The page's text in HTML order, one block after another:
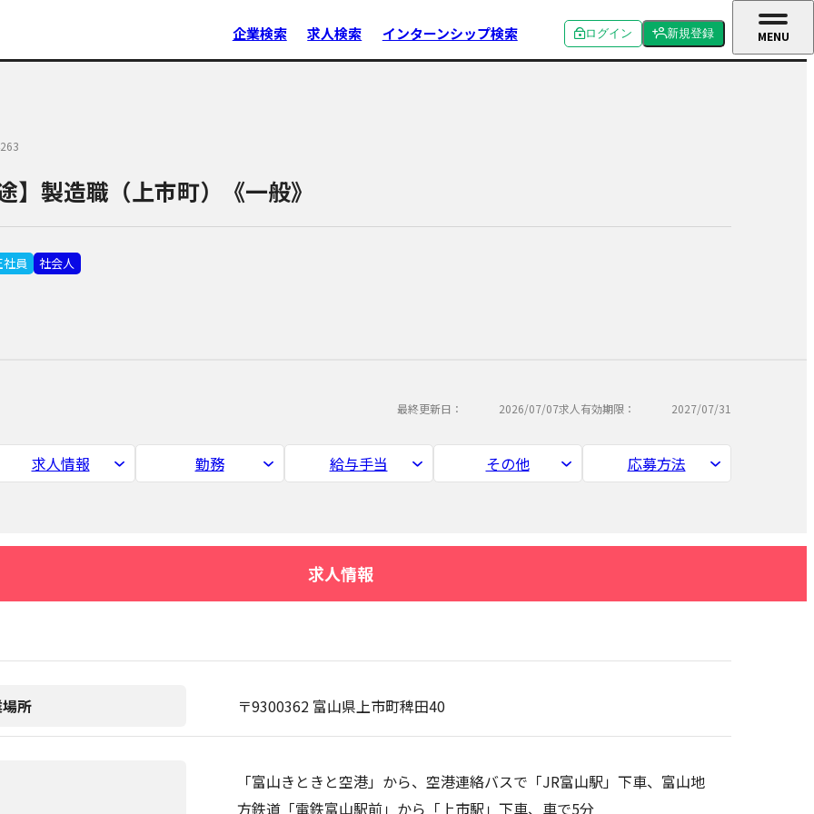
企業検索 求人検索 インターンシップ検索 ログイン 新規登録
】製造職（上市町）《一般》
社員 社会人
最終更新日： 2026/07/07求人有効期限： 2027/07/31
求人情報 勤務 給与手当 その他 応募方法
求人情報
所 〒9300362 富山県上市町稗田40
「富山きときと空港」から、空港連絡バスで「JR富山駅」下車、富山地
方鉄道「電鉄富山駅前」から「上市駅」下車、車で5分
MENU